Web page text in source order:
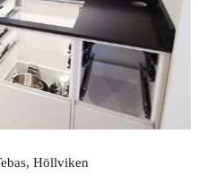
Höllviken